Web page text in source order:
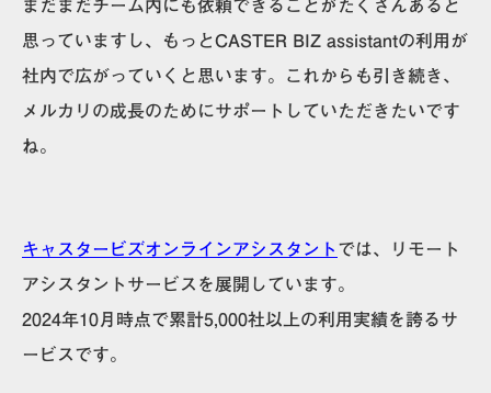
まだまだチーム内にも依頼できることがたくさんあると
思っていますし、もっとCASTER BIZ assistantの利用が
社内で広がっていくと思います。
これからも引き続き、
メルカリの成長のためにサポートしていただきたいです
ね。
キャスタービズオンラインアシスタント では、リモート
アシスタントサービスを展開しています。
2024年10月時点で累計5,000社以上の利用実績を誇るサ
ービスです。